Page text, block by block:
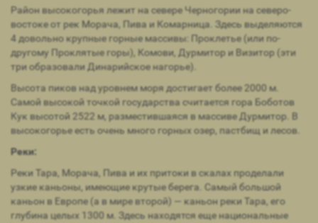
Район высокогорья лежит на севере Черногории на северо-
востоке от рек Морача, Пива и Комарница. Здесь выделяются
4 довольно крупные горные массивы: Проклетье (или по-
другому Проклятые горы), Комови, Дурмитор и Визитор (эти
три образовали Динарийское нагорье).
Высота пиков над уровнем моря достигает более 2000 м.
Самой высокой точкой государства считается гора Боботов
Кук высотой 2522 м, разместившаяся в массиве Дурмитор. В
высокогорье есть очень много горных озер, пастбищ и лесов.
Реки:
Реки Тара, Морача, Пива и их притоки в скалах проделали
узкие каньоны, имеющие крутые берега. Самый большой
каньон в Европе (а в мире второй) — каньон реки Тара, его
глубина целых 1300 м. Здесь находятся еще национальные